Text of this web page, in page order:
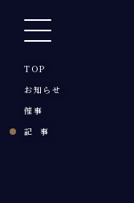
TOP
お知らせ
催事
記 事